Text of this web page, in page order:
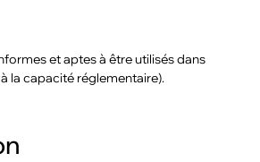
et aptes à être utilisés dans
la capacité réglementaire).